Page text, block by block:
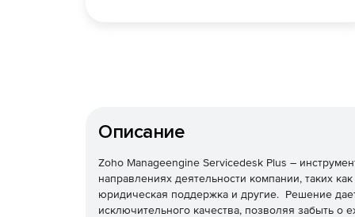
Описание
Zoho Manageengine Servicedesk Plus –
направлениях деятельности компании, таких
юридическая поддержка и другие. Решение
исключительного качества, позволяя забыть о